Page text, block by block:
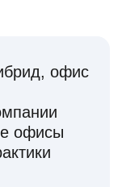
офис
офисы